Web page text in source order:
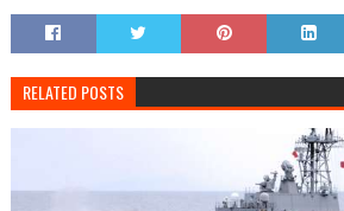
RELATED POSTS